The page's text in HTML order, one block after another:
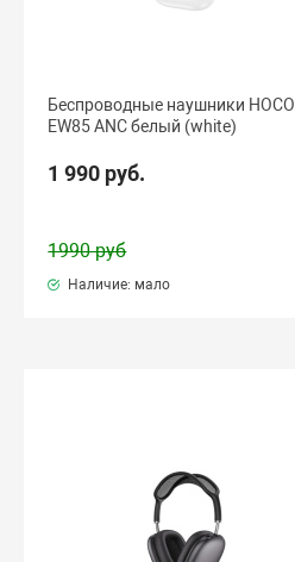
Беспроводные наушники HOCO
EW85 ANC белый (white)
1 990 руб.
1990 руб
Наличие: мало